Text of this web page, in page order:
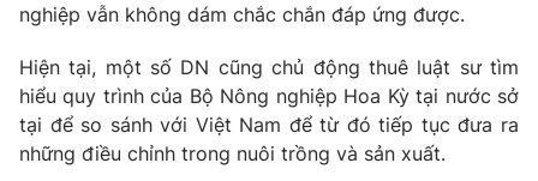
Photo Infographic
Video Shorts video
VTV Money VTV Thể thao
nghiệp vẫn không dám chắc chắn đáp ứng được.
Hiện tại, một số DN cũng chủ động thuê luật sư tìm
hiểu quy trình của Bộ Nông nghiệp Hoa Kỳ tại nước sở
tại để so sánh với Việt Nam để từ đó tiếp tục đưa ra
những điều chỉnh trong nuôi trồng và sản xuất.